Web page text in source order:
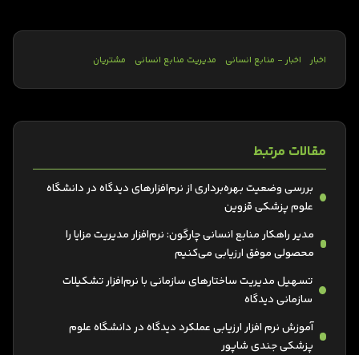
اخبار اخبار - منابع انسانی مدیریت منابع انسانی مشتریان
مقالات مرتبط
بررسی وضعیت بهره‌برداری از نرم‌افزارهای دیدگاه در دانشگاه
علوم پزشکی قزوین
مدیر راهکار منابع انسانی چارگون: نرم‌افزار مدیریت مزایا را
محصولی موفق ارزیابی می‌کنیم
تسهیل مدیریت ساختارهای سازمانی با نرم‌افزار تشکیلات
سازمانی دیدگاه
آموزش نرم افزار ارزیابی عملکرد دیدگاه در دانشگاه علوم
پزشکی جندی شاپور